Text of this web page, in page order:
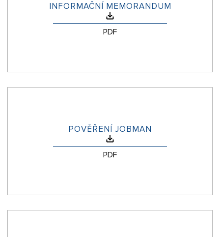
INFORMAČNÍ MEMORANDUM
PDF
POVĚŘENÍ JOBMAN
PDF